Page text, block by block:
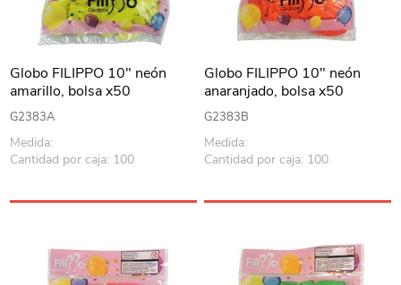
Globo FILIPPO 10" neón
amarillo, bolsa x50
G2383A
Medida:
Cantidad por caja: 100
Globo FILIPPO 10" neón
anaranjado, bolsa x50
G2383B
Medida:
Cantidad por caja: 100